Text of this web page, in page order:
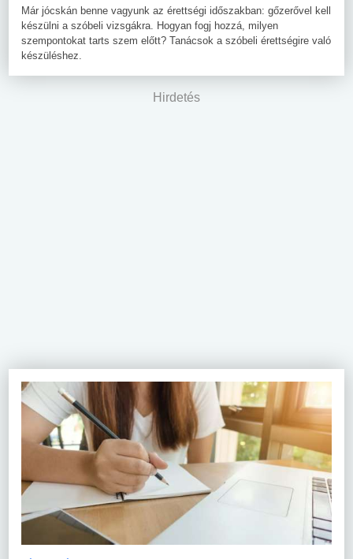
Már jócskán benne vagyunk az érettségi időszakban: gőzerővel kell
készülni a szóbeli vizsgákra. Hogyan fogj hozzá, milyen
szempontokat tarts szem előtt? Tanácsok a szóbeli érettségire való
készüléshez.
Hirdetés